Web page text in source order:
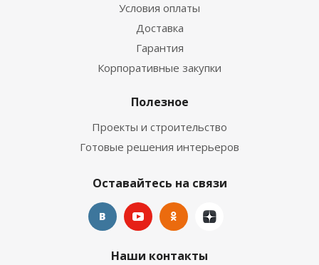
Условия оплаты
Доставка
Гарантия
Корпоративные закупки
Полезное
Проекты и строительство
Готовые решения интерьеров
Оставайтесь на связи
Наши контакты